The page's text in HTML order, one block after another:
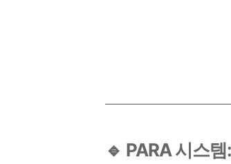
🔹 PARA 시스